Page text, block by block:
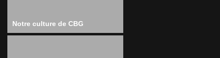
Notre culture de CBG